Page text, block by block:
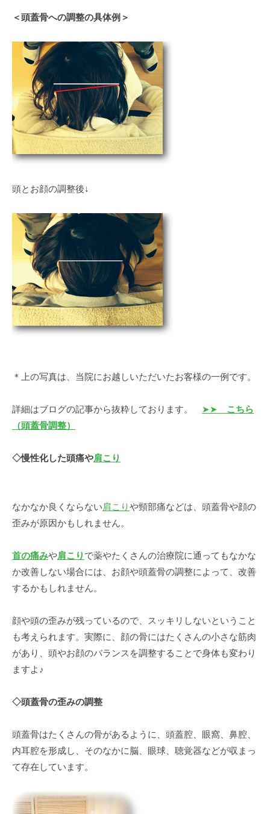
＜頭蓋骨への調整の具体例＞
頭とお顔の調整後↓
＊上の写真は、当院にお越しいただいたお客様の一例です。
詳細はブログの記事から抜粋しております。 ➤➤ こちら
（頭蓋骨調整）
◇慢性化した頭痛や肩こり
なかなか良くならない肩こりや頸部痛などは、頭蓋骨や顔の
歪みが原因かもしれません。
首の痛みや肩こり で薬やたくさんの治療院に通ってもなかな
か改善しない場合には、お顔や頭蓋骨の調整によって、改善
するかもしれません。
顔や頭の歪みが残っているので、スッキリしないということ
も考えられます。実際に、顔の骨にはたくさんの小さな筋肉
があり、頭やお顔のバランスを調整することで身体も変わり
ますよ♪
◇頭蓋骨の歪みの調整
頭蓋骨はたくさんの骨があるように、頭蓋腔、眼窩、鼻腔、
内耳腔を形成し、そのなかに脳、眼球、聴覚器などが収まっ
て存在しています。